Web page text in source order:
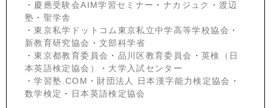
・ 慶應受験会AIM学習セミナー ・ ナカジュク ・ 渡辺
塾 ・ 聖学舎
・東京私学ドットコム東京私立中学高等学校協会 ・
新教育研究協会 ・ 文部科学省
・東京都教育委員会 ・ 品川区教育委員会 ・ 英検（日
本英語検定協会）
・ 大学入試センター
・学習塾.COM ・ 財団法人 日本漢字能力検定協会 ・
数学検定 ・ 日本英語検定協会